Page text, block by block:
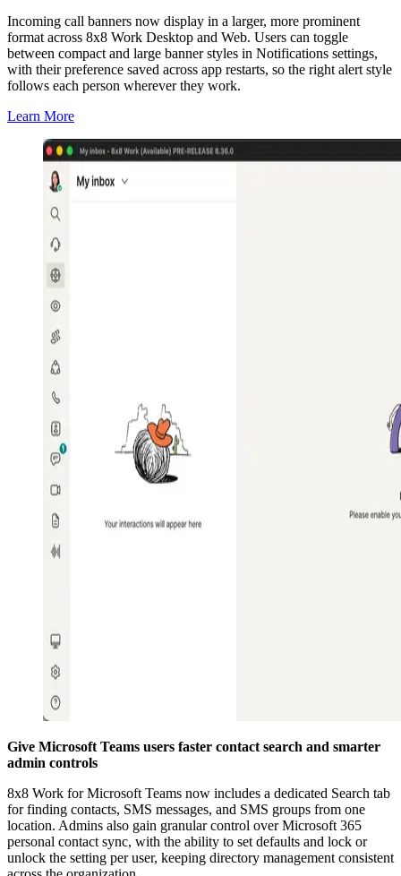
Incoming call banners now display in a larger, more prominent
format across 8x8 Work Desktop and Web. Users can toggle
between compact and large banner styles in Notifications settings,
with their preference saved across app restarts, so the right alert style
follows each person wherever they work.
Learn More
Give Microsoft Teams users faster contact search and smarter
admin controls
8x8 Work for Microsoft Teams now includes a dedicated Search tab
for finding contacts, SMS messages, and SMS groups from one
location. Admins also gain granular control over Microsoft 365
personal contact sync, with the ability to set defaults and lock or
unlock the setting per user, keeping directory management consistent